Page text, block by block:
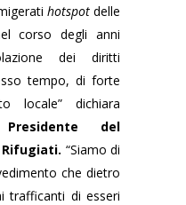
hotspotdelle
corso degli anni
dei diritti
tempo, di forte
locale” dichiara
del
“Siamo di
che dietro
trafficanti di esseri